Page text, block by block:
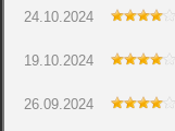
24.10.2024
19.10.2024
26.09.2024